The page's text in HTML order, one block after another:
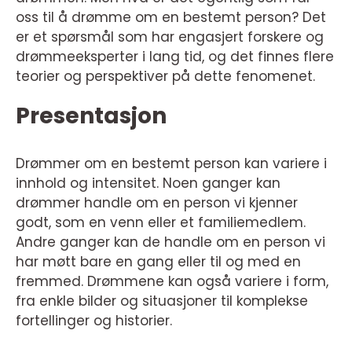
oss til å drømme om en bestemt person? Det
er et spørsmål som har engasjert forskere og
drømmeeksperter i lang tid, og det finnes flere
teorier og perspektiver på dette fenomenet.
Presentasjon
Drømmer om en bestemt person kan variere i
innhold og intensitet. Noen ganger kan
drømmer handle om en person vi kjenner
godt, som en venn eller et familiemedlem.
Andre ganger kan de handle om en person vi
har møtt bare en gang eller til og med en
fremmed. Drømmene kan også variere i form,
fra enkle bilder og situasjoner til komplekse
fortellinger og historier.